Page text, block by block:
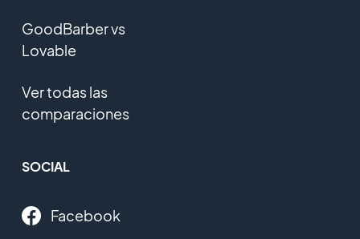
GoodBarber vs
Lovable
Ver todas las
comparaciones
SOCIAL
Facebook